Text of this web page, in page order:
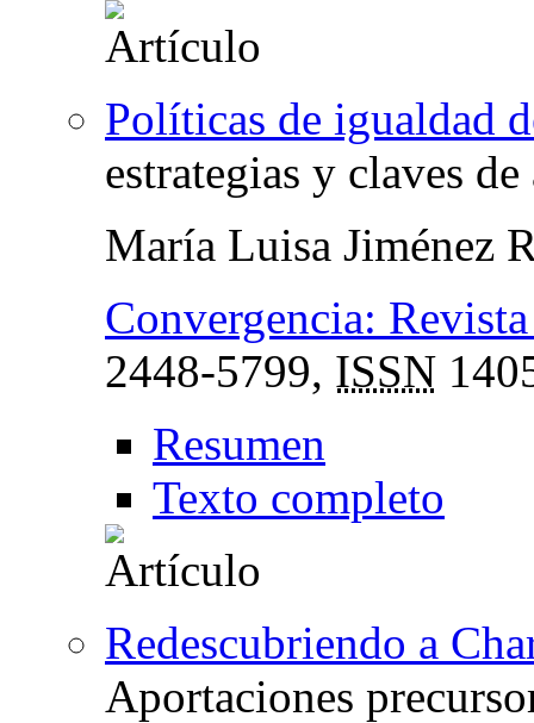
Políticas de igualdad
estrategias y claves
María Luisa Jiménez
Convergencia:
2448-5799, ISSN
Resumen
Texto completo
Redescubriendo a
Aportaciones